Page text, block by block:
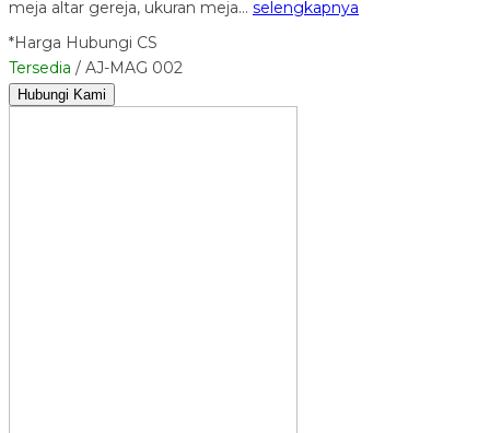
meja altar gereja, ukuran meja… selengkapnya
*Harga Hubungi CS
Tersedia / AJ-MAG 002
Hubungi Kami